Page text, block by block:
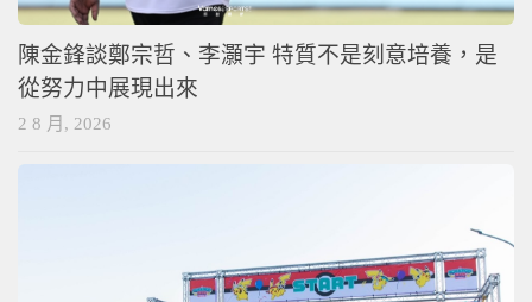
陳金鋒談鄭宗哲、李灝宇 特質不是刻意培養，是
從努力中展現出來
2 8 月, 2026